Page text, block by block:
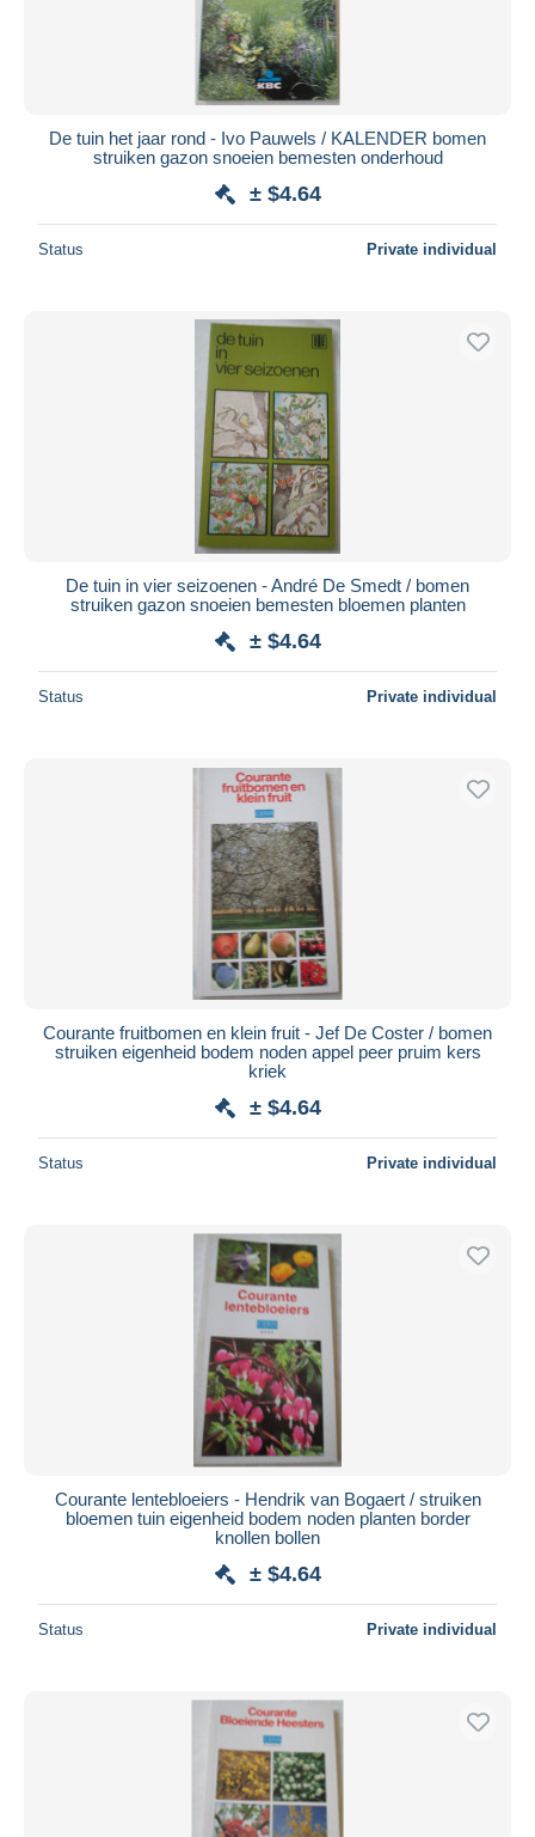
De tuin het jaar rond - Ivo Pauwels / KALENDER bomen
struiken gazon snoeien bemesten onderhoud
± $4.64
Status Private individual
De tuin in vier seizoenen - André De Smedt / bomen
struiken gazon snoeien bemesten bloemen planten
± $4.64
Status Private individual
Courante fruitbomen en klein fruit - Jef De Coster / bomen
struiken eigenheid bodem noden appel peer pruim kers
kriek
± $4.64
Status Private individual
Courante lentebloeiers - Hendrik van Bogaert / struiken
bloemen tuin eigenheid bodem noden planten border
knollen bollen
± $4.64
Status Private individual